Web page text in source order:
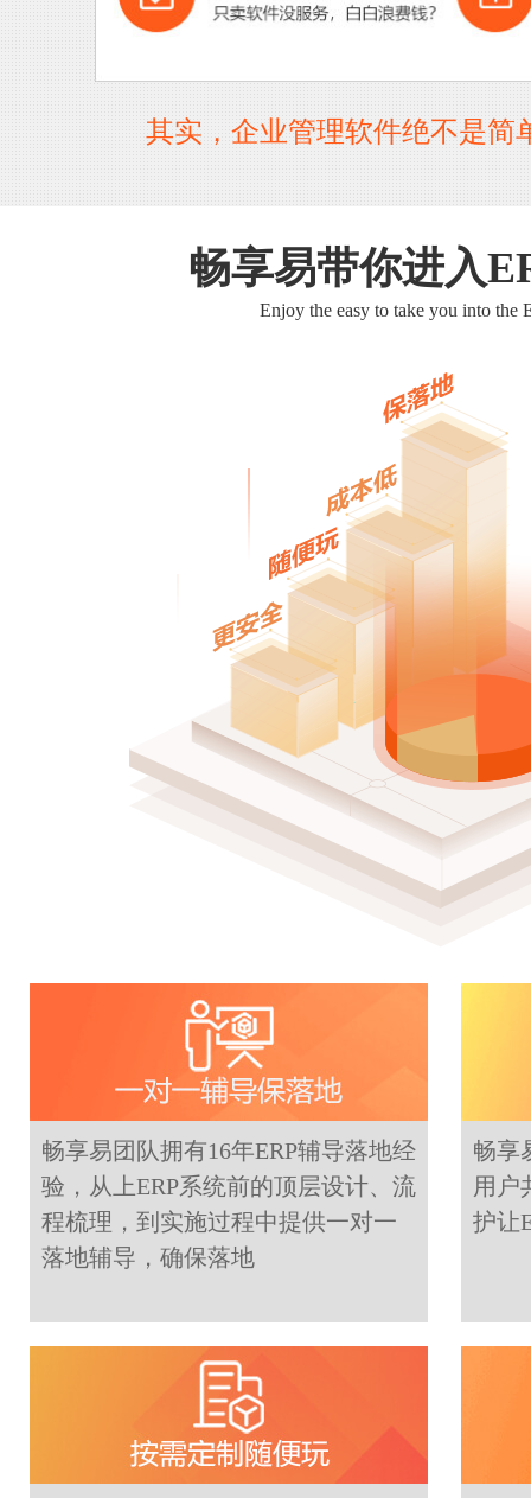
其实，企业管理软件绝不是
畅享易带你进入
Enjoy the easy to take you into the
畅享易团队拥有16年ERP辅导落地经
验，从上ERP系统前的顶层设计、流
程梳理，到实施过程中提供一对一
落地辅导，确保落地
畅享
用户
护让